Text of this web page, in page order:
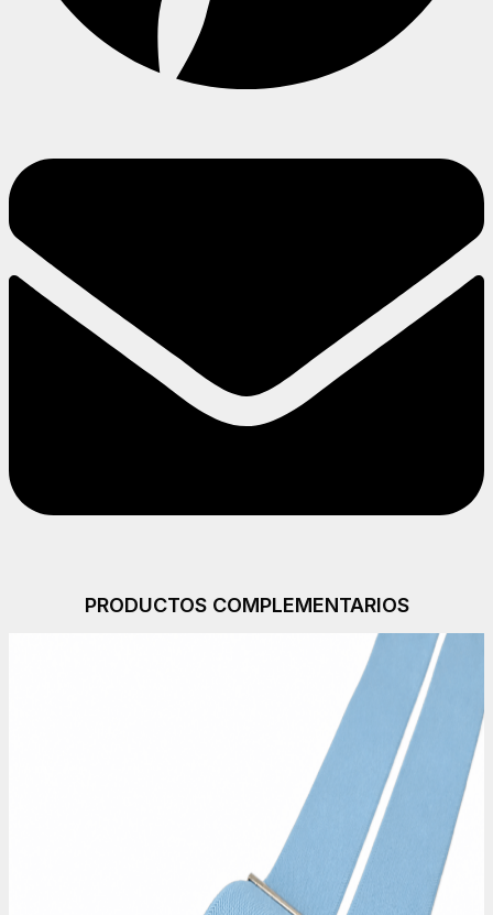
PRODUCTOS COMPLEMENTARIOS